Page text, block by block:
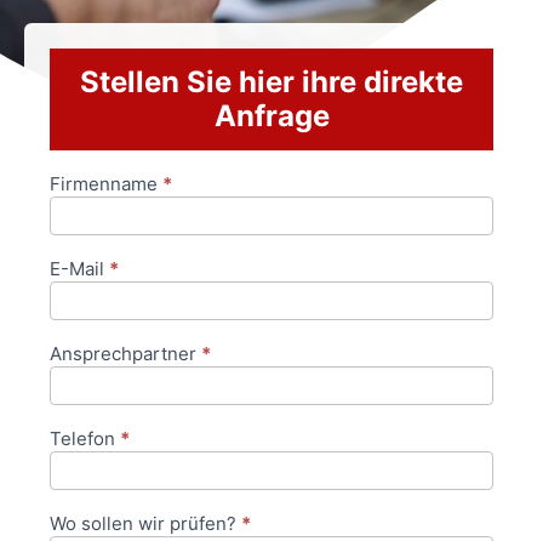
Stellen Sie hier ihre direkte
Anfrage
Anfrageformular
Firmenname *
E-Mail *
Ansprechpartner *
Telefon *
Wo sollen wir prüfen? *